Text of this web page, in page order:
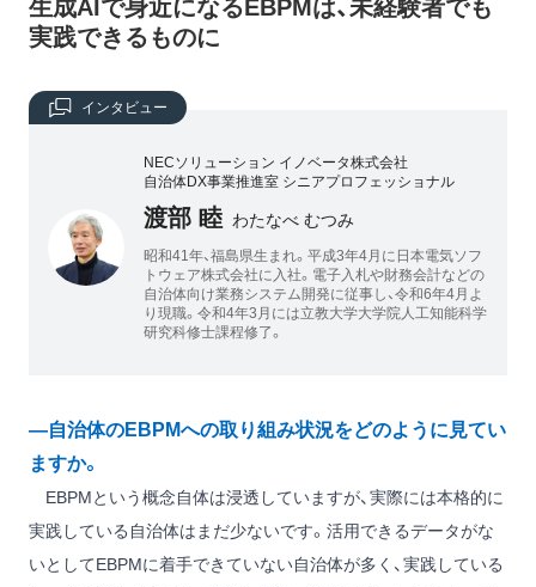
生成AIで身近になるEBPMは、未経験者でも
実践できるものに
インタビュー
NECソリューション イノベータ株式会社
自治体DX事業推進室 シニアプロフェッショナル
渡部 睦 わたなべ むつみ
昭和41年、福島県生まれ。平成3年4月に日本電気ソフ
トウェア株式会社に入社。電子入札や財務会計などの
自治体向け業務システム開発に従事し、令和6年4月よ
り現職。令和4年3月には立教大学大学院人工知能科学
研究科修士課程修了。
―自治体のEBPMへの取り組み状況をどのように見てい
ますか。
EBPMという概念自体は浸透していますが、実際には本格的に
実践している自治体はまだ少ないです。活用できるデータがな
いとしてEBPMに着手できていない自治体が多く、実践している